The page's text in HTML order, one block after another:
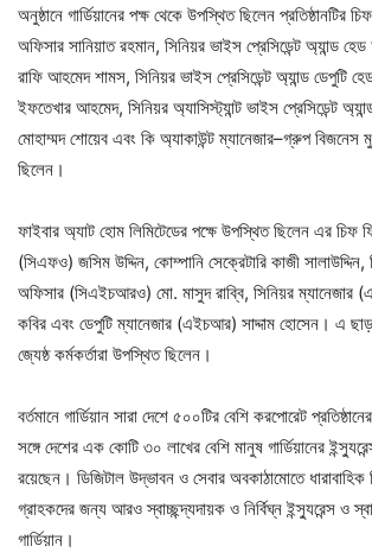
অনুষ্ঠানে গার্ডিয়ানের পক্ষ থেকে উপস্থিত ছিলেন প্রতিষ্ঠানটির
অফিসার সানিয়াত রহমান, সিনিয়র ভাইস প্রেসিডেন্ট অ্যান্ড
রাফি আহমেদ শামস, সিনিয়র ভাইস প্রেসিডেন্ট অ্যান্ড ডেপুটি
ইফতেখার আহমেদ, সিনিয়র অ্যাসিস্ট্যান্ট ভাইস প্রেসিডেন্ট
মোহাম্মদ শোয়েব এবং কি অ্যাকাউন্ট ম্যানেজার–গ্রুপ বিজনেস
ছিলেন।
ফাইবার অ্যাট হোম লিমিটেডের পক্ষে উপস্থিত ছিলেন এর চিফ
(সিএফও) জসিম উদ্দিন, কোম্পানি সেক্রেটারি কাজী সালাউদ্দিন,
অফিসার (সিএইচআরও) মো. মাসুদ রাব্বি, সিনিয়র
কবির এবং ডেপুটি ম্যানেজার (এইচআর) সাদ্দাম হোসেন। এ
জ্যেষ্ঠ কর্মকর্তারা উপস্থিত ছিলেন।
বর্তমানে গার্ডিয়ান সারা দেশে ৫০০টির বেশি করপোরেট
সঙ্গে দেশের এক কোটি ৩০ লাখের বেশি মানুষ গার্ডিয়ানের
রয়েছেন। ডিজিটাল উদ্ভাবন ও সেবার অবকাঠামোতে ধারাবাহিক
গ্রাহকদের জন্য আরও স্বাচ্ছন্দ্যদায়ক ও নির্বিঘ্ন ইন্স্যুরেন্স ও
গার্ডিয়ান।